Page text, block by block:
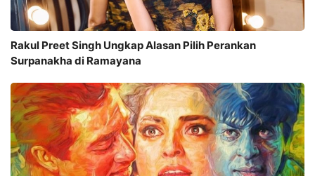
Rakul Preet Singh Ungkap Alasan Pilih Perankan
Surpanakha di Ramayana